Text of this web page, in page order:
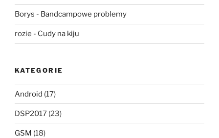
Borys - Bandcampowe problemy
rozie - Cudy na kiju
KATEGORIE
Android (17)
DSP2017 (23)
GSM (18)